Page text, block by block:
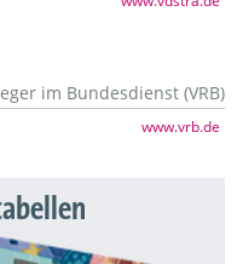
im Bundesdienst (VRB)
www.vrb.de